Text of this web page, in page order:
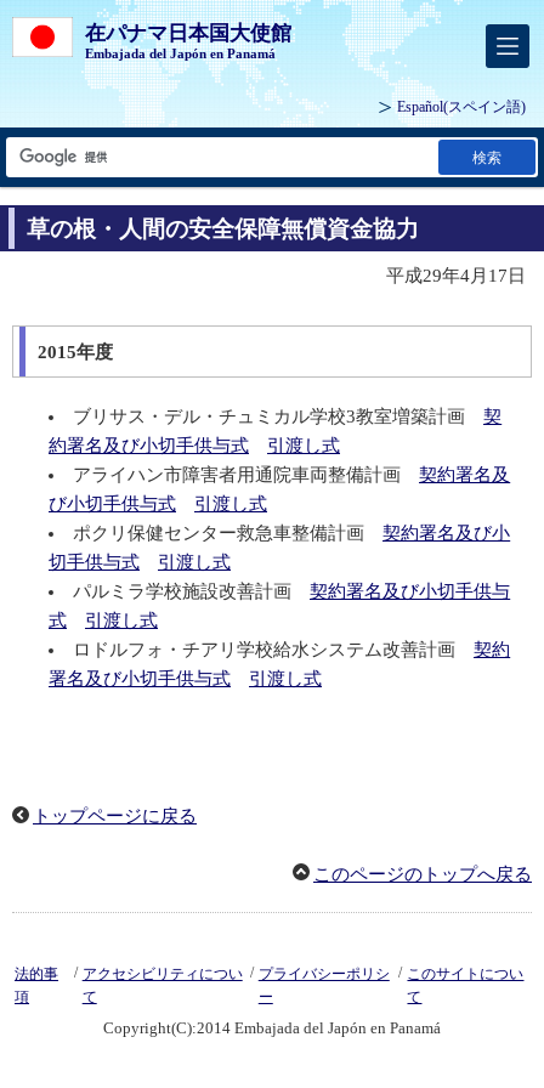
在パナマ日本国大使館
Embajada del Japón en Panamá
Español(スペイン語)
検索
草の根・人間の安全保障無償資金協力
平成29年4月17日
2015年度
ブリサス・デル・チュミカル学校3教室増築計画契
約署名及び小切手供与式
引渡し式
アライハン市障害者用通院車両整備計画契約署名及
び小切手供与式
引渡し式
ポクリ保健センター救急車整備計画契約署名及び小
切手供与式
引渡し式
パルミラ学校施設改善計画契約署名及び小切手供与
式
引渡し式
ロドルフォ・チアリ学校給水システム改善計画契約
署名及び小切手供与式
引渡し式
トップページに戻る
このページのトップへ戻る
法的事
項
/ アクセシビリティについ
て
/ プライバシーポリシ
ー
/ このサイトについ
て
Copyright(C):2014 Embajada del Japón en Panamá